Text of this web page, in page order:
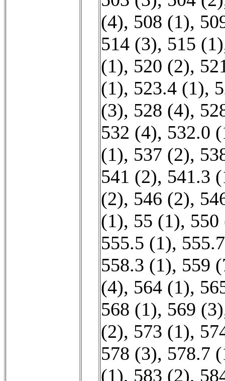
(4), 508 (1),
514 (3), 515 (1)
(1), 520 (2),
(1), 523.4 (1),
(3), 528 (4),
532 (4), 532.0
(1), 537 (2),
541 (2), 541.3
(2), 546 (2),
(1), 55 (1), 550
555.5 (1),
558.3 (1), 559
(4), 564 (1),
568 (1), 569 (3)
(2), 573 (1),
578 (3), 578.7
(1), 583 (2),